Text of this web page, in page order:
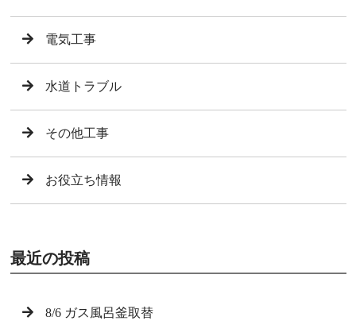
電気工事
水道トラブル
その他工事
お役立ち情報
最近の投稿
8/6 ガス風呂釜取替